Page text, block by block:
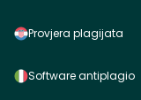
Provjera plagijata
Software antiplagio